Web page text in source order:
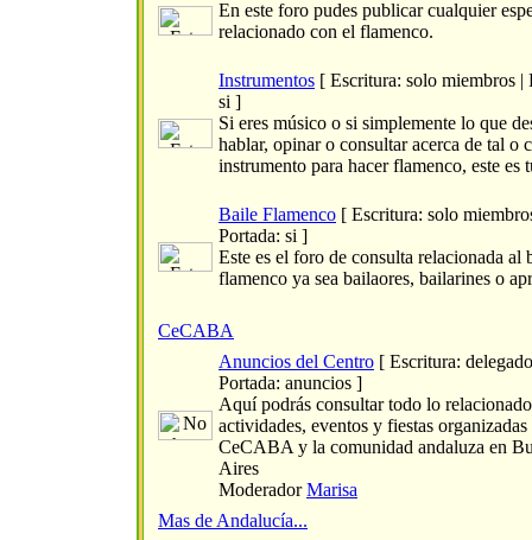
En este foro pudes publicar cualquier
relacionado con el flamenco.
Instrumentos [ Escritura: solo miembros |
si ]
Si eres músico o si simplemente lo que
hablar, opinar o consultar acerca de tal o
instrumento para hacer flamenco, este es
Baile Flamenco [ Escritura: solo
Portada: si ]
Este es el foro de consulta relacionada al
flamenco ya sea bailaores, bailarines o
CeCABA
Anuncios del Centro [ Escritura:
Portada: anuncios ]
Aquí podrás consultar todo lo
actividades, eventos y fiestas
CeCABA y la comunidad andaluza en
Aires
ModeradorMarisa
Mas de Andalucía...